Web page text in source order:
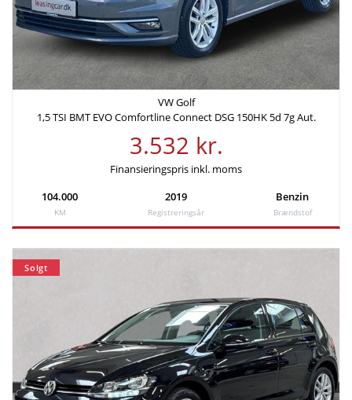
VW Golf
1,5 TSI BMT EVO Comfortline Connect DSG 150HK 5d 7g Aut.
3.532 kr.
Finansieringspris inkl. moms
104.000
KM
2019
Registreringsår
Benzin
Brændstof
Solgt